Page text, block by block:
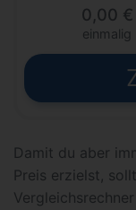
0,00 €
einmalig
Damit du aber
Preis erzielst,